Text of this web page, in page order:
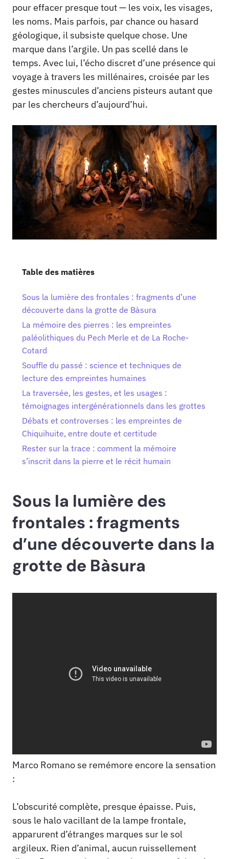
pour effacer presque tout — les voix, les visages,
les noms. Mais parfois, par chance ou hasard
géologique, il subsiste quelque chose. Une
marque dans l’argile. Un pas scellé dans le
temps. Avec lui, l’écho discret d’une présence qui
voyage à travers les millénaires, croisée par les
gestes minuscules d’anciens pisteurs autant que
par les chercheurs d’aujourd’hui.
Table des matières
Sous la lumière des frontales : fragments d’une
découverte dans la grotte de Bàsura
La mémoire des pierres : les empreintes
paléolithiques du Pech Merle et de La Roche-
Cotard
Souffle du passé : science et techniques de
lecture des empreintes humaines
La traversée, les gestes, et les usages :
témoignages intergénérationnels dans les grottes
Débats et controverses : les empreintes de
Chiquihuite, entre doute et certitude
Rester sur la trace : comment la mémoire
s’inscrit dans la pierre et le récit humain
Sous la lumière des
frontales : fragments
d’une découverte dans la
grotte de Bàsura
Marco Romano se remémore encore la sensation
:
L’obscurité complète, presque épaisse. Puis,
sous le halo vacillant de la lampe frontale,
apparurent d’étranges marques sur le sol
argileux. Rien d’animal, aucun ruissellement